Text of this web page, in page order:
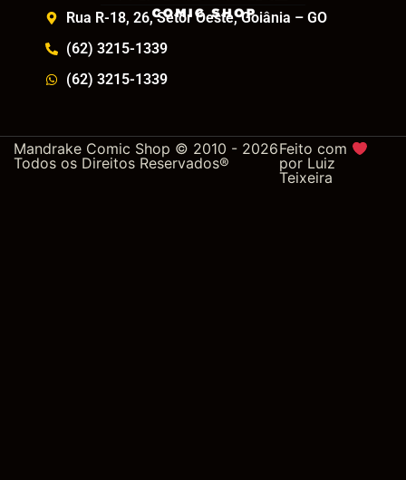
Rua R-18, 26, Setor Oeste, Goiânia – GO
(62) 3215-1339
(62) 3215-1339
Mandrake Comic Shop © 2010 - 2026
Todos os Direitos Reservados®
Feito com
por Luiz
Teixeira